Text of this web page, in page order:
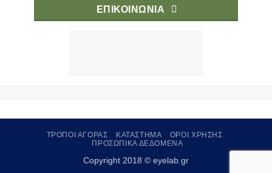
ΕΠΙΚΟΙΝΩΝΊΑ
ΤΡΟΠΟΙ ΑΓΟΡΑΣ ΚΑΤΑΣΤΗΜΑ
ΟΡΟΙ ΧΡΗΣΗΣ
ΠΡΟΣΩΠΙΚΑ ΔΕΔΟΜΕΝΑ
Copyright 2018 © eyelab.gr